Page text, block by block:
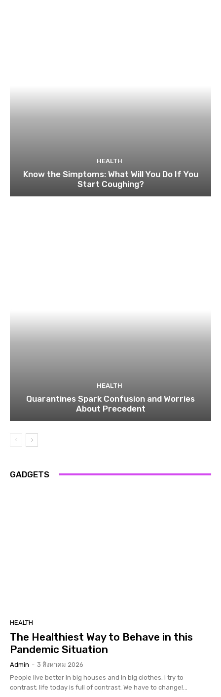
HEALTH
Know the Simptoms: What Will You Do If You
Start Coughing?
HEALTH
Quarantines Spark Confusion and Worries
About Precedent
GADGETS
HEALTH
The Healthiest Way to Behave in this
Pandemic Situation
Admin - 3 สิงหาคม 2026
People live better in big houses and in big clothes. I try to
contrast; life today is full of contrast. We have to change!...